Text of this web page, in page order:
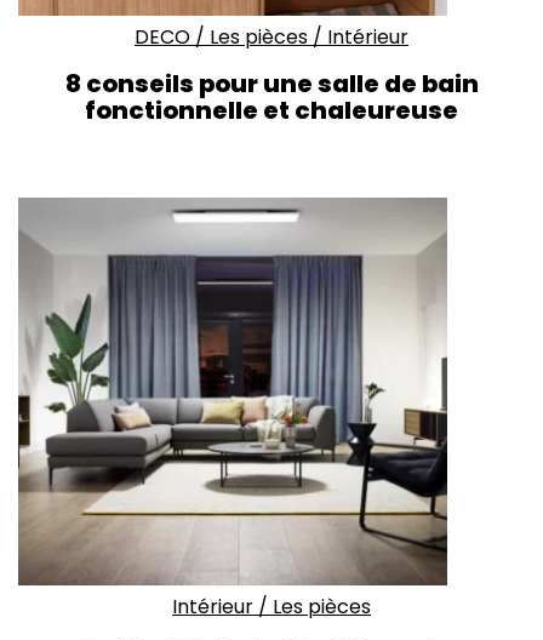
DECO / Les pièces / Intérieur
8 conseils pour une salle de bain
fonctionnelle et chaleureuse
Intérieur / Les pièces